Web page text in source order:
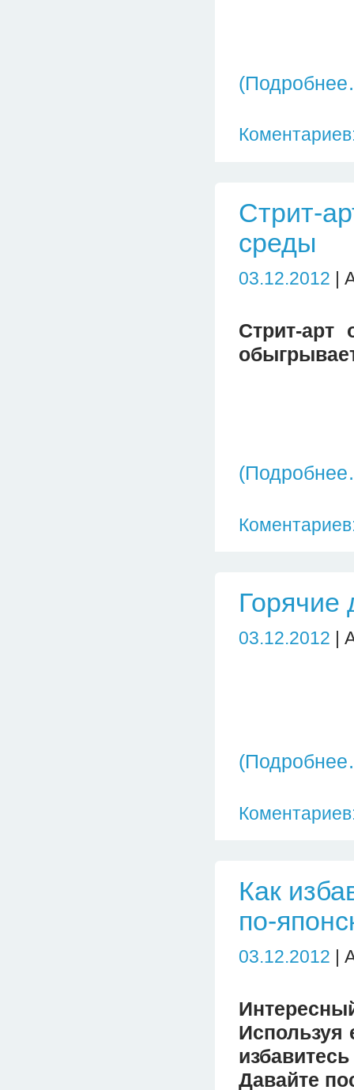
Стрит-
среды
03.12.2012 |
Стрит-арт
Горячие
03.12.2012 |
Как
по-
03.12.2012 |
Используя
Давайте